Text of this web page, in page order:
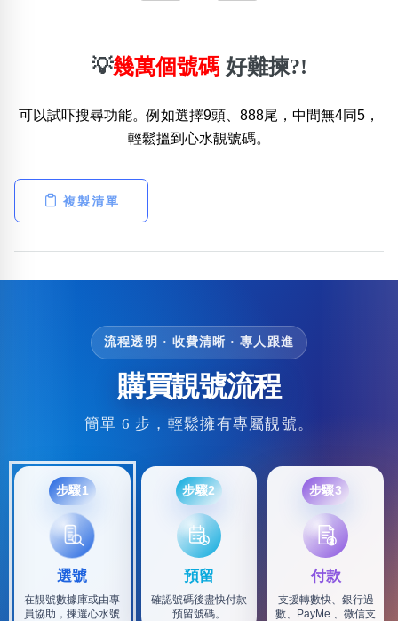
💡幾萬個號碼 好難揀?!
可以試吓搜尋功能。例如選擇9頭、888尾，中間無4同5，
輕鬆搵到心水靚號碼。
複製清單
流程透明 · 收費清晰 · 專人跟進
購買靚號流程
簡單 6 步，輕鬆擁有專屬靚號。
步驟1
選號
在靚號數據庫或由專
員協助，揀選心水號
步驟2
預留
確認號碼後盡快付款
預留號碼。
步驟3
付款
支援轉數快、銀行過
數、PayMe 、微信支